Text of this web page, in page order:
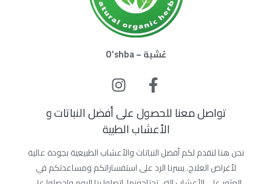
عُشبة – O’shba
تواصل معنا للحصول على أفضل النباتات و
الأعشاب الطبية
نحن هنا لنقدم لكم أفضل النباتات والأعشاب الطبيعية بجودة عالية
لأغراض العلاج. يسرنا الرد على استفساراتكم ومساعدتكم في